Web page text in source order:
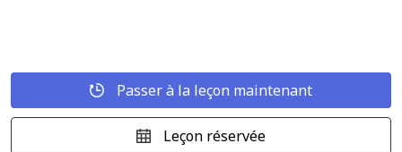
Passer à la leçon maintenant
Leçon réservée